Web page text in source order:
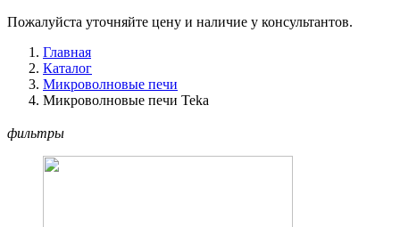
Пожалуйста уточняйте цену и наличие у консультантов.
Главная
Каталог
Микроволновые печи
Микроволновые печи Teka
фильтры